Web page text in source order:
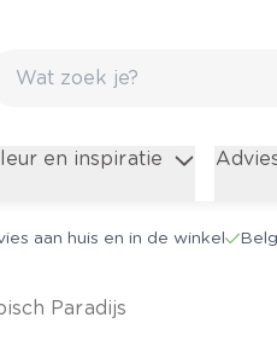
en inspiratie
aan huis en in de winkel
Paradijs